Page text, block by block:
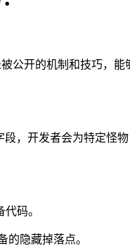
公开的机制和技巧，
，开发者会为特定怪
码。
的隐藏掉落点。